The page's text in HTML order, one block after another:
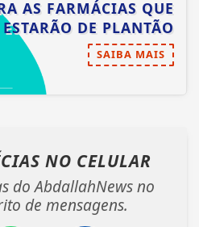
AS FARMÁCIAS QUE
ESTARÃO DE PLANTÃO
SAIBA MAIS
NO CELULAR
do AbdallahNews no
de mensagens.